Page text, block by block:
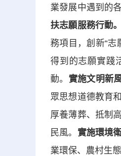
業發展中遇到的
扶志願服務行動。
務項目，創新“志
得到的志願實踐
動。 實施文明新
眾思想道德教育
厚養薄葬、抵制
民風。 實施環境
業環保、農村生